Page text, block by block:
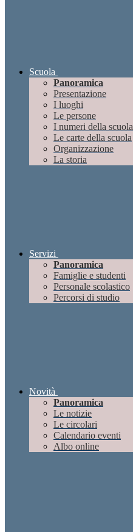
Scuola
Panoramica
Presentazione
I luoghi
Le persone
I numeri della scuola
Le carte della scuola
Organizzazione
La storia
Servizi
Panoramica
Famiglie e studenti
Personale scolastico
Percorsi di studio
Novità
Panoramica
Le notizie
Le circolari
Calendario eventi
Albo online